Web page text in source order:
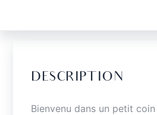
DESCRIPTION
Bienvenu dans un petit